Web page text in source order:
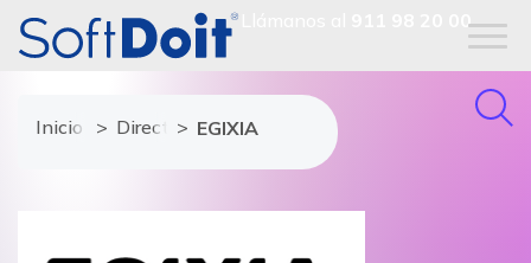
911 98 20 00
Inicio Directorio de proveedores
EGIXIA